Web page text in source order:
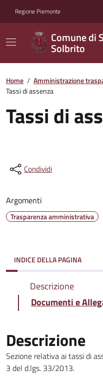
Regione Piemonte
Comune di
Solbrito
Home / Amministrazione
Tassi di assenza
Tassi di
Condividi
Argomenti
Trasparenza amministrativa
INDICE DELLA PAGINA
Descrizione
Documenti e
Descrizione
Sezione relativa ai tassi di
3 del d.lgs. 33/2013.